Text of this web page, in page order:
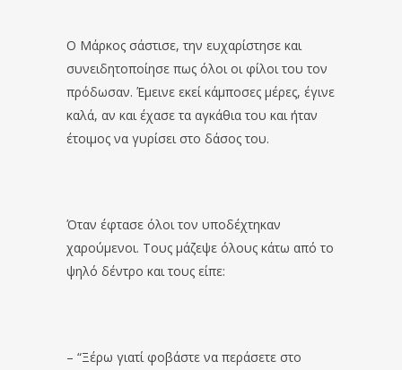
Ο Μάρκος σάστισε, την ευχαρίστησε και
συνειδητοποίησε πως όλοι οι φίλοι του τον
πρόδωσαν. Έμεινε εκεί κάμποσες μέρες, έγινε
καλά, αν και έχασε τα αγκάθια του και ήταν
έτοιμος να γυρίσει στο δάσος του.
Όταν έφτασε όλοι τον υποδέχτηκαν
χαρούμενοι. Τους μάζεψε όλους κάτω από το
ψηλό δέντρο και τους είπε:
– “Ξέρω γιατί φοβάστε να περάσετε στο